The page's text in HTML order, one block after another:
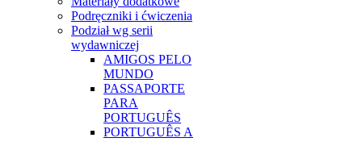
Podręczniki i ćwiczenia
Podział wg serii
wydawniczej
AMIGOS PELO
MUNDO
PASSAPORTE
PARA
PORTUGUÊS
PORTUGUÊS A